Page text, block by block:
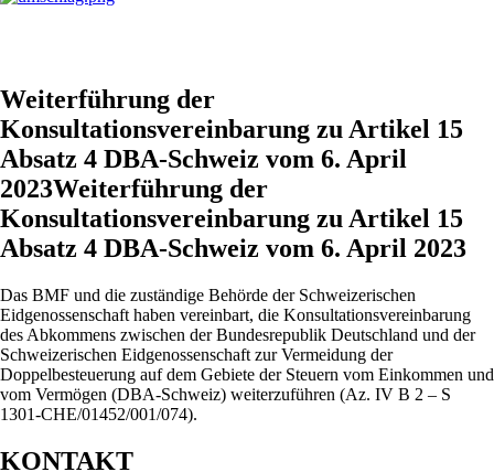
Weiterführung der
Konsultationsvereinbarung zu Artikel 15
Absatz 4 DBA-Schweiz vom 6. April
2023Weiterführung der
Konsultationsvereinbarung zu Artikel 15
Absatz 4 DBA-Schweiz vom 6. April 2023
Das BMF und die zuständige Behörde der Schweizerischen
Eidgenossenschaft haben vereinbart, die Konsultationsvereinbarung
des Abkommens zwischen der Bundesrepublik Deutschland und der
Schweizerischen Eidgenossenschaft zur Vermeidung der
Doppelbesteuerung auf dem Gebiete der Steuern vom Einkommen und
vom Vermögen (DBA-Schweiz) weiterzuführen (Az. IV B 2 – S
1301-CHE/01452/001/074).
KONTAKT